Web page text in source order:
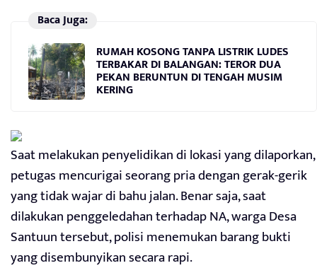
Baca Juga:
RUMAH KOSONG TANPA LISTRIK LUDES
TERBAKAR DI BALANGAN: TEROR DUA
PEKAN BERUNTUN DI TENGAH MUSIM
KERING
Saat melakukan penyelidikan di lokasi yang dilaporkan,
petugas mencurigai seorang pria dengan gerak-gerik
yang tidak wajar di bahu jalan. Benar saja, saat
dilakukan penggeledahan terhadap NA, warga Desa
Santuun tersebut, polisi menemukan barang bukti
yang disembunyikan secara rapi.